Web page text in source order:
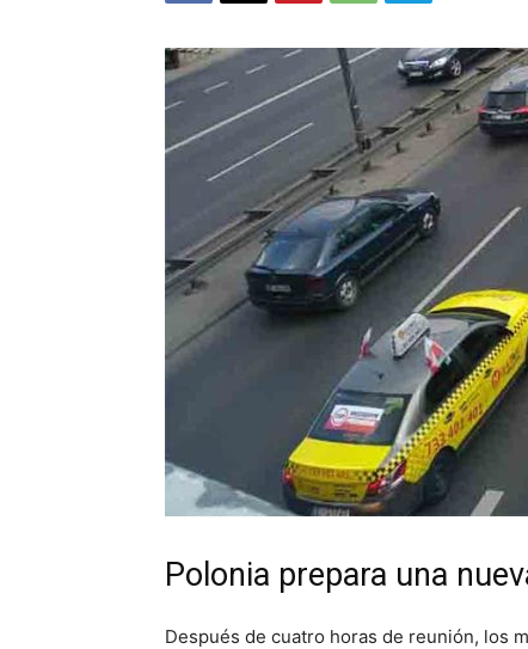
Polonia prepara una
Después de cuatro horas de reunión, los